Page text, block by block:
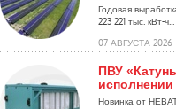
Годовая
223 221 тыс. кВт-ч...
07 АВГУСТА 2026
ПВУ
Новинка от